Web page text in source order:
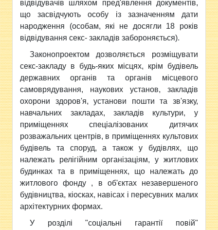
відвідувачів шляхом пред'явлення документів,
що засвідчують особу із зазначенням дати
народження (особам, які не досягли 18 років
відвідування секс- закладів забороняється).
Законопроектом дозволяється розміщувати
секс-закладу в будь-яких місцях, крім будівель
державних органів та органів місцевого
самоврядування, наукових установ, закладів
охорони здоров'я, установи пошти та зв'язку,
навчальних закладах, закладів культури, у
приміщеннях спеціалізованих дитячих
розважальних центрів, в приміщеннях культових
будівель та споруд, а також у будівлях, що
належать релігійним організаціям, у житлових
будинках та в приміщеннях, що належать до
житлового фонду , в об'єктах незавершеного
будівництва, кіосках, навісах і пересувних малих
архітектурних формах.
У розділі "соціальні гарантії повій"